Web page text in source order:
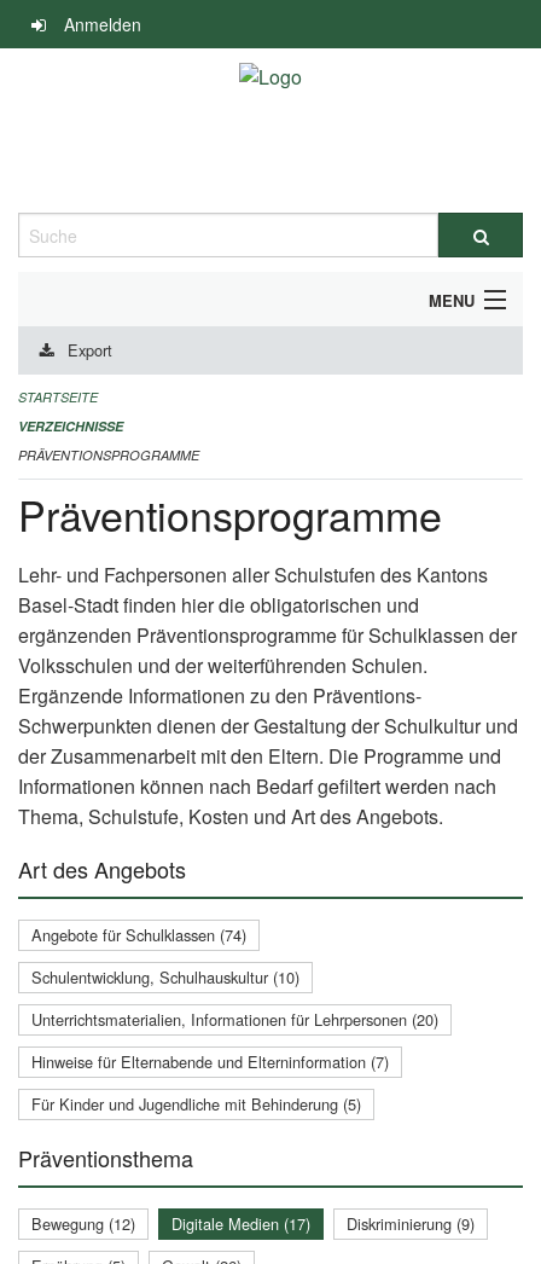
Navigation
überspringen
Anmelden
Suche
MENU
DURCHFÜHRUNG UND FINANZIERUNG
IMPRESSUM
Export
STARTSEITE
VERZEICHNISSE
PRÄVENTIONSPROGRAMME
Präventionsprogramme
Lehr- und Fachpersonen aller Schulstufen des Kantons
Basel-Stadt finden hier die obligatorischen und
ergänzenden Präventionsprogramme für Schulklassen der
Volksschulen und der weiterführenden Schulen.
Ergänzende Informationen zu den Präventions-
Schwerpunkten dienen der Gestaltung der Schulkultur und
der Zusammenarbeit mit den Eltern. Die Programme und
Informationen können nach Bedarf gefiltert werden nach
Thema, Schulstufe, Kosten und Art des Angebots.
Art des Angebots
Angebote für Schulklassen (74)
Schulentwicklung, Schulhauskultur (10)
Unterrichtsmaterialien, Informationen für Lehrpersonen (20)
Hinweise für Elternabende und Elterninformation (7)
Für Kinder und Jugendliche mit Behinderung (5)
Präventionsthema
Bewegung (12) Digitale Medien (17)
Diskriminierung (9)